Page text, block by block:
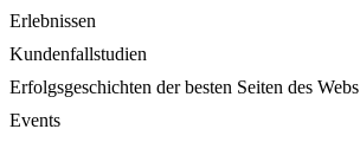
Erlebnissen
Kundenfallstudien
Erfolgsgeschichten der besten Seiten des Webs
Events